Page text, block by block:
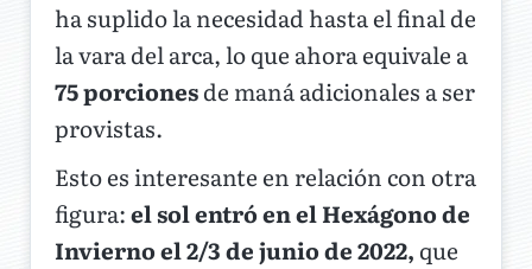
ha suplido la necesidad hasta el final de
la vara del arca, lo que ahora equivale a
75 porcionesde maná adicionales a ser
provistas.
Esto es interesante en relación con otra
figura:el sol entró en el Hexágono de
Invierno el 2/3 de junio de 2022, que